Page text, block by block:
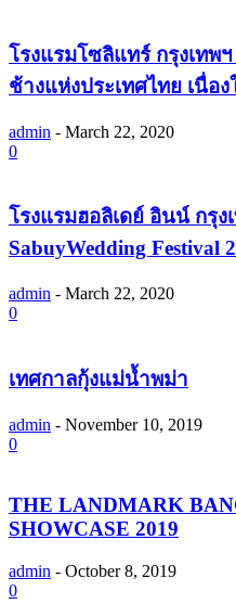
โรงแรมโซลิแทร์ กรุงเทพ
ช้างแห่งประเทศไทย เนื่อ
admin - March 22, 2020
0
โรงแรมฮอลิเดย์ อินน์ กรุ
SabuyWedding Festival
admin - March 22, 2020
0
เทศกาลกุ้งแม่น้ำพม่า
admin - November 10, 2019
0
THE LANDMARK
SHOWCASE 2019
admin - October 8, 2019
0